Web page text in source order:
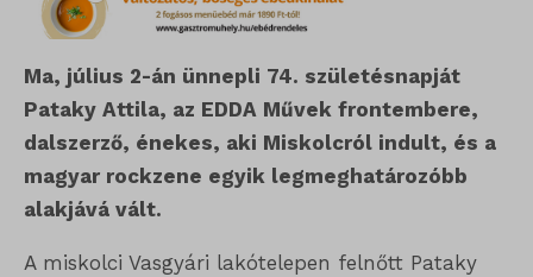
Ma, július 2-án ünnepli 74. születésnapját
Pataky Attila, az EDDA Művek frontembere,
dalszerző, énekes, aki Miskolcról indult, és a
magyar rockzene egyik legmeghatározóbb
alakjává vált.
A miskolci Vasgyári lakótelepen felnőtt Pataky